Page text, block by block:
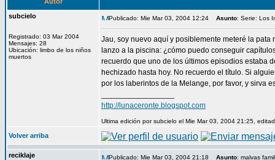
subcielo
Registrado: 03 Mar 2004
Mensajes: 28
Ubicación: limbo de los niños
muertos
Publicado: Mie Mar 03, 2004 12:24 Asunto: Serie: Los
Jau, soy nuevo aquí y posiblemente meteré la
lanzo a la piscina: ¿cómo puedo conseguir
recuerdo que uno de los últimos episodios estaba
hechizado hasta hoy. No recuerdo el título. Si
por los laberintos de la Melange, por favor, y sirva
http://lunaceronte.blogspot.com
Ultima edición por subcielo el Mie Mar 03, 2004 21:25,
Volver arriba
reciklaje Publicado: Mie Mar 03, 2004 21:18 Asunto: malvas